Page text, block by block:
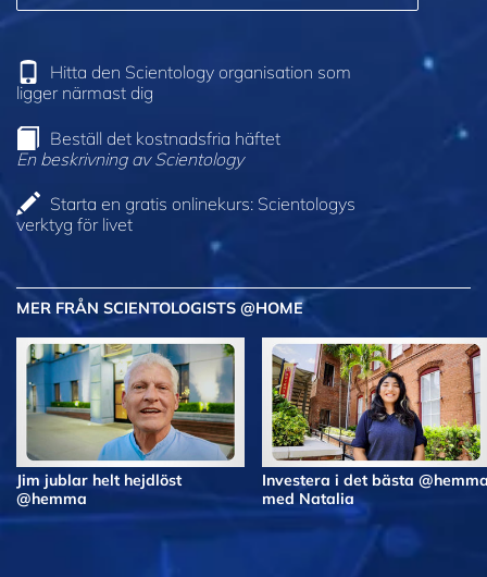
Hitta den Scientology organisation som
ligger närmast dig
Beställ det kostnadsfria häftet
En beskrivning av Scientology
Starta en gratis onlinekurs: Scientologys
verktyg för livet
MER FRÅN SCIENTOLOGISTS @HOME
Jim jublar helt hejdlöst
@hemma
Investera i det bästa
med Natalia